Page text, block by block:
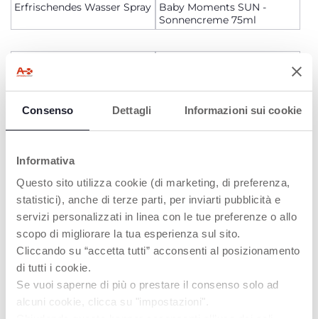
Consenso Dettagli Informazioni sui cookie
Informativa
Questo sito utilizza cookie (di marketing, di preferenza,
statistici), anche di terze parti, per inviarti pubblicità e
servizi personalizzati in linea con le tue preferenze o allo
scopo di migliorare la tua esperienza sul sito.
Cliccando su “accetta tutti” acconsenti al posizionamento
di tutti i cookie.
Se vuoi saperne di più o prestare il consenso solo ad
alcuni cookie, clicca su "impostazioni".
Erfrischendes Wasser Spray
Baby Moments SUN -
Sonnencreme 75ml
Baby Moments Sun -
Sonnen Spray 150ml
Baby Moments SUN -
Mineral Sonnencreme 75ml